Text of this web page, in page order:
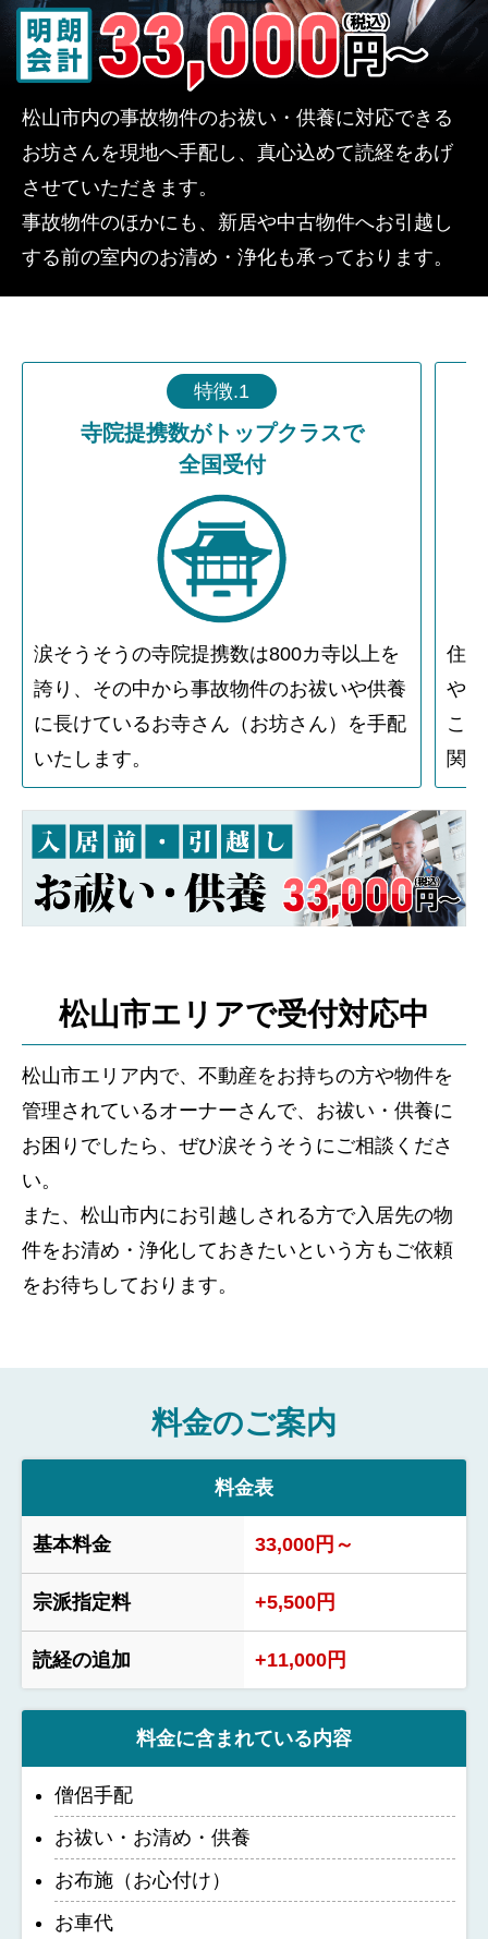
松山市内の事故物件のお祓い・供養に対応できる
お坊さんを現地へ手配し、真心込めて読経をあげ
させていただきます。
事故物件のほかにも、新居や中古物件へお引越し
する前の室内のお清め・浄化も承っております。
特徴.1
寺院提携数がトップクラスで
全国受付
涙そうそうの寺院提携数は800カ寺以上を
誇り、その中から事故物件のお祓いや供養
に長けているお寺さん（お坊さん）を手配
いたします。
住
や
こ
関
松山市エリアで受付対応中
松山市エリア内で、不動産をお持ちの方や物件を
管理されているオーナーさんで、お祓い・供養に
お困りでしたら、ぜひ涙そうそうにご相談くださ
い。
また、松山市内にお引越しされる方で入居先の物
件をお清め・浄化しておきたいという方もご依頼
をお待ちしております。
料金のご案内
料金表
基本料金 33,000円～
宗派指定料 +5,500円
読経の追加 +11,000円
料金に含まれている内容
僧侶手配
お祓い・お清め・供養
お布施（お心付け）
お車代